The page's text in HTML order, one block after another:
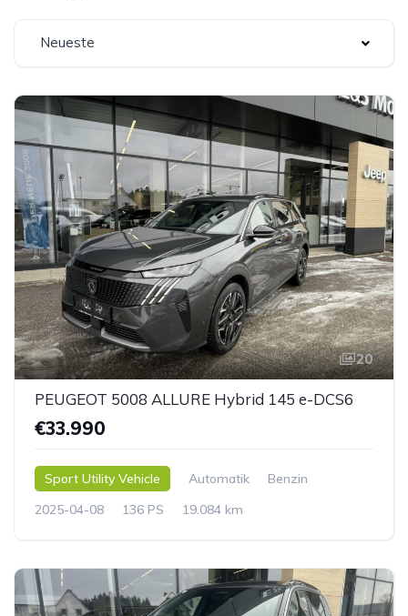
Neueste
20
PEUGEOT 5008 ALLURE Hybrid 145 e-DCS6
€33.990
Sport Utility Vehicle Automatik
Benzin
2025-04-08
136 PS 19.084 km